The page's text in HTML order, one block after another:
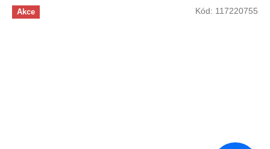
Akce Kód: 117220755